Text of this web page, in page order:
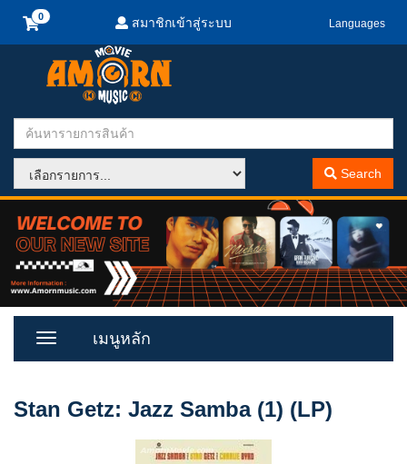
สมาชิกเข้าสู่ระบบ Languages
Search
Toggle
เมนูหลัก
Stan Getz: Jazz Samba (1) (LP)